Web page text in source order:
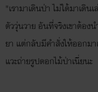
"เรามาเดินป่า ไม่ใด้มาเดิ
ตัววุ่นวาย อันที่จริงเขาต้อ
ยา แต่กลับมีคำสั่งให้ออก
แวะถ่ายรูปดอกไม้ป่าเนี่ยนะ